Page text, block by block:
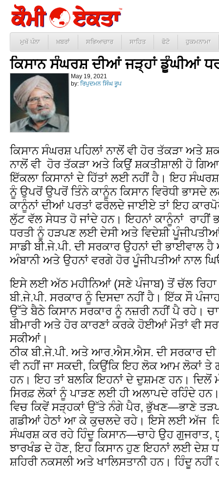
ਮੁਖੱ ਪੰਨਾ ਖ਼ਬਰਾਂ ਸਭਿਆਚਾਰ ਸਾਹਿਤ ਫੋਟੋ ਹੁਕਮਨਾਮਾ
ਕਿਸਾਨ ਸੰਘਰਸ਼ ਦੀਆਂ ਜੜ੍ਹਾਂ ਡੂੰਘੀਆਂ
May 19, 2021
by: ਰਿਪੁਦਮਨ ਸਿੰਘ ਰੂਪ
ਕਿਸਾਨ ਸੰਘਰਸ਼ ਪਹਿਲਾਂ ਨਾਲੋਂ ਵੀ ਹੋਰ ਤੱਕੜਾ ਅਤੇ
ਨਾਲੋਂ ਵੀ ਹੋਰ ਤੱਕੜਾ ਅਤੇ ਕਿਉਂ ਸ਼ਕਤੀਸ਼ਾਲੀ ਹੋ
ਇੱਕਲਾ ਕਿਸਾਨਾਂ ਦੇ ਹਿੱਤਾਂ ਲਈ ਨਹੀਂ ਹੈ। ਇਹ
ਨੂੰ ਉਪਰੋਂ ਉਪਰੋਂ ਤਿੰਨੇ ਕਾਨੂੰਨ ਕਿਸਾਨ ਵਿਰੋਧੀ
ਕਾਨੂੰਨਾਂ ਦੀਆਂ ਪਰਤਾਂ ਫਰੋਲਦੇ ਜਾਈਏ ਤਾਂ ਇਹ
ਲੁੱਟ ਵੱਲ ਸੇਧਤ ਹੋ ਜਾਂਦੇ ਹਨ। ਇਹਨਾਂ ਕਾਨੂੰਨਾਂ ਰਾਹੀਂ
ਧਰਤੀ ਨੂੰ ਹੜਪਣ ਲਈ ਦੇਸੀ ਅਤੇ ਵਿਦੇਸ਼ੀ
ਸਾਡੀ ਬੀ.ਜੇ.ਪੀ. ਦੀ ਸਰਕਾਰ ਉਹਨਾਂ ਦੀ ਭਾਈਵਾਲ
ਅੰਬਾਨੀ ਅਤੇ ਉਹਨਾਂ ਵਰਗੇ ਹੋਰ ਪੂੰਜੀਪਤੀਆਂ ਨਾਲ
ਇਸੇ ਲਈ ਅੱਠ ਮਹੀਨਿਆਂ (ਸਣੇ ਪੰਜਾਬ) ਤੋਂ ਚੱਲ ਰਿਹਾ
ਬੀ.ਜੇ.ਪੀ. ਸਰਕਾਰ ਨੂੰ ਦਿਸਦਾ ਨਹੀਂ ਹੈ। ਇੱਕ ਸੌ
ਉੱਤੇ ਬੈਠੇ ਕਿਸਾਨ ਸਰਕਾਰ ਨੂੰ ਨਜ਼ਰੀ ਨਹੀਂ ਪੈ ਰਹੇ।
ਬੀਮਾਰੀ ਅਤੇ ਹੋਰ ਕਾਰਣਾਂ ਕਰਕੇ ਹੋਈਆਂ ਮੌਤਾਂ ਵੀ
ਸਕੀਆਂ।
ਠੀਕ ਬੀ.ਜੇ.ਪੀ. ਅਤੇ ਆਰ.ਐਸ.ਐਸ. ਦੀ ਸਰਕਾਰ
ਵੀ ਨਹੀਂ ਜਾ ਸਕਦੀ, ਕਿਉਂਕਿ ਇਹ ਲੋਕ ਆਮ ਲੋਕਾਂ ਤੇ
ਹਨ। ਇਹ ਤਾਂ ਬਲਕਿ ਇਹਨਾਂ ਦੇ ਦੁਸ਼ਮਣ ਹਨ। ਦਿਲੋਂ
ਸਿਰਫ਼ ਲੋਕਾਂ ਨੂੰ ਪਾੜਣ ਲਈ ਹੀ ਅਲਾਪਦੇ ਰਹਿੰਦੇ
ਵਿਚ ਕਿਵੇਂ ਸੜ੍ਹਕਾਂ ਉੱਤੇ ਨੰਗੇ ਪੈਰ, ਭੁੱਖਣ—ਭਾਣੇ
ਗਡੀਆਂ ਹੇਠਾਂ ਆ ਕੇ ਕੁਚਲਦੇ ਰਹੇ। ਇਸੇ ਲਈ ਅੱਜ
ਸੰਘਰਸ਼ ਕਰ ਰਹੇ ਹਿੰਦੂ ਕਿਸਾਨ—ਚਾਹੇ ਉਹ ਗੁ਼ਜਰਾਤ,
ਝਾਰਖੰਡ ਦੇ ਹੋਣ, ਇਹ ਕਿਸਾਨ ਹੁਣ ਇਹਨਾਂ ਲਈ ਦੇਸ਼
ਸ਼ਹਿਰੀ ਨਕਸਲੀ ਅਤੇ ਖਾਲਿਸਤਾਨੀ ਹਨ। ਹਿੰਦੂ ਨਹੀਂ